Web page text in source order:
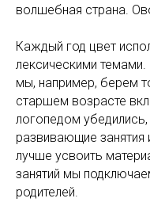
волшебная страна.
Каждый год цвет
лексическими
мы, например, берем
старшем возрасте
логопедом
развивающие
лучше усвоить
занятий мы
родителей.